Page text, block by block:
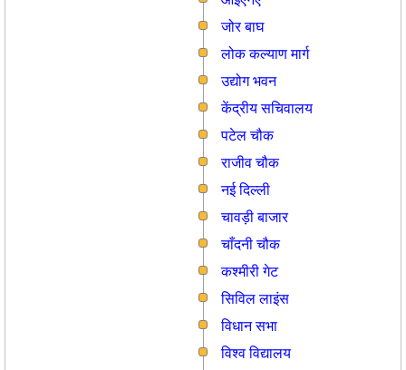
जोर बाघ
लोक कल्याण मार्ग
उद्योग भवन
केंद्रीय सचिवालय
पटेल चौक
राजीव चौक
नई दिल्ली
चावड़ी बाजार
चाँदनी चौक
कश्मीरी गेट
सिविल लाइंस
विधान सभा
विश्व विद्यालय